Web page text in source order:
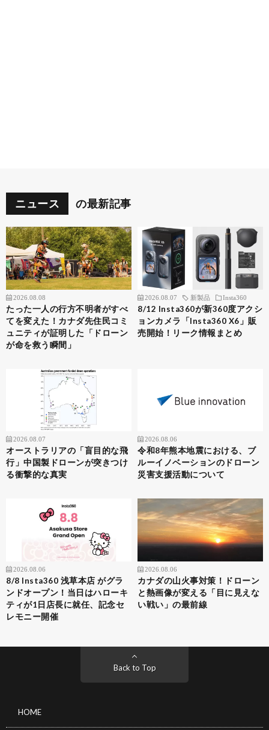
ニュース の最新記事
2026.08.08
たった一人の行方不明者がすべ
てを変えた！カナダ先住民コミ
ュニティが証明した「ドローン
が命を救う瞬間」
2026.08.07 新製品 Insta360
8/12 Insta360が新360度アクシ
ョンカメラ「Insta360 X6」販
売開始！リーク情報まとめ
2026.08.07
オーストラリアの「盲目的な飛
行」中国製ドローンが突きつけ
る衝撃的な真実
2026.08.06
令和8年熊本地震における、ブ
ルーイノベーションのドローン
災害支援活動について
2026.08.06
8/8 Insta360 浅草本店 がグラ
ンドオープン！当日はハローキ
ティが1日店長に就任、記念セ
レモニー開催
2026.08.06
カナダの山火事対策！ドローン
と熱画像が変える「目に見えな
い戦い」の最前線
Back to Top
HOME